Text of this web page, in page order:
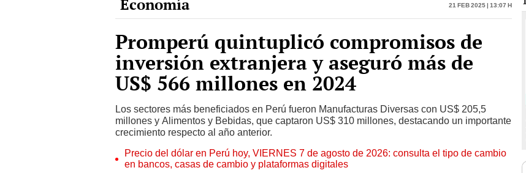
Promperú quintuplicó compromisos de
inversión extranjera y aseguró más de
US$ 566 millones en 2024
Los sectores más beneficiados en Perú fueron Manufacturas Diversas con US$ 205,5
millones y Alimentos y Bebidas, que captaron US$ 310 millones, destacando un importante
crecimiento respecto al año anterior.
Precio del dólar en Perú hoy, VIERNES 7 de agosto de 2026: consulta el tipo de cambio
en bancos, casas de cambio y plataformas digitales
Empleo juvenil: la sombra de la Ley Pulpín reaparece ante el pedido de facultades del
Ejecutivo